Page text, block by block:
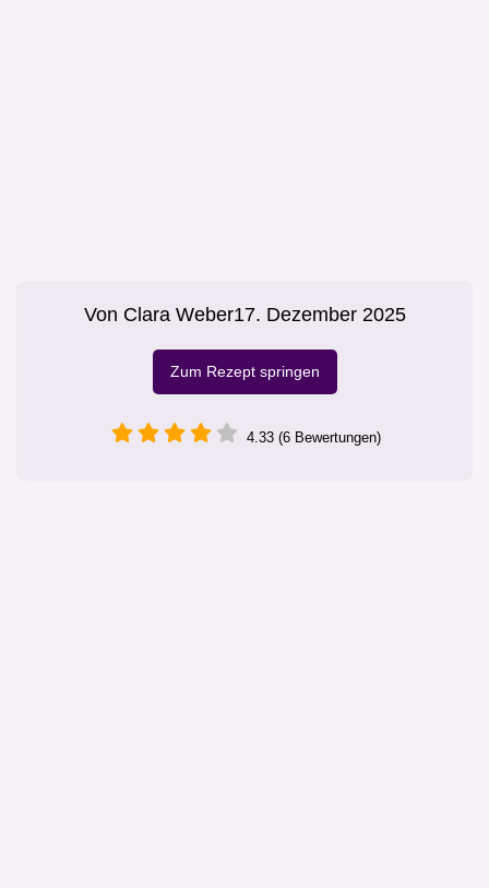
Von Clara Weber17. Dezember 2025
Zum Rezept springen
4.33 (6 Bewertungen)